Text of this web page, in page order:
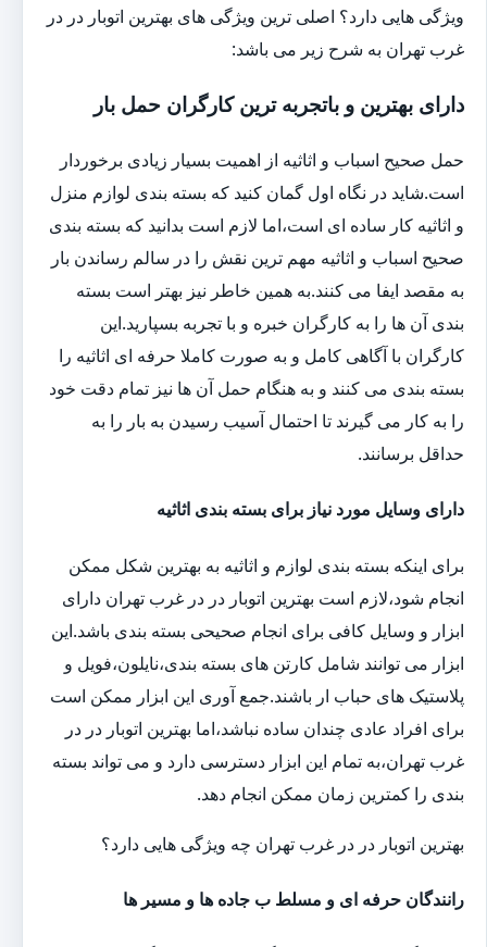
ویژگی هایی دارد؟ اصلی ترین ویژگی های بهترین اتوبار در در
غرب تهران به شرح زیر می باشد:
دارای بهترین و باتجربه ترین کارگران حمل بار
حمل صحیح اسباب و اثاثیه از اهمیت بسیار زیادی برخوردار
است.شاید در نگاه اول گمان کنید که بسته بندی لوازم منزل
و اثاثیه کار ساده ای است،اما لازم است بدانید که بسته بندی
صحیح اسباب و اثاثیه مهم ترین نقش را در سالم رساندن بار
به مقصد ایفا می کنند.به همین خاطر نیز بهتر است بسته
بندی آن ها را به کارگران خبره و با تجربه بسپارید.این
کارگران با آگاهی کامل و به صورت کاملا حرفه ای اثاثیه را
بسته بندی می کنند و به هنگام حمل آن ها نیز تمام دقت خود
را به کار می گیرند تا احتمال آسیب رسیدن به بار را به
حداقل برسانند.
دارای وسایل مورد نیاز برای بسته بندی اثاثیه
برای اینکه بسته بندی لوازم و اثاثیه به بهترین شکل ممکن
انجام شود،لازم است بهترین اتوبار در در غرب تهران دارای
ابزار و وسایل کافی برای انجام صحیحی بسته بندی باشد.این
ابزار می توانند شامل کارتن های بسته بندی،نایلون،فویل و
پلاستیک های حباب ار باشند.جمع آوری این ابزار ممکن است
برای افراد عادی چندان ساده نباشد،اما بهترین اتوبار در در
غرب تهران،به تمام این ابزار دسترسی دارد و می تواند بسته
بندی را کمترین زمان ممکن انجام دهد.
بهترین اتوبار در در غرب تهران چه ویژگی هایی دارد؟
رانندگان حرفه ای و مسلط ب جاده ها و مسیر ها